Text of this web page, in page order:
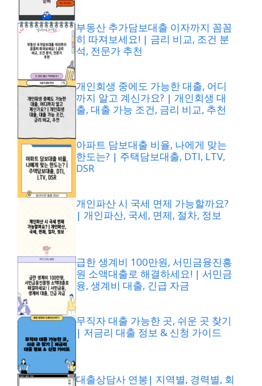
부동산 추가담보대출 이자까지 꼼꼼
히 따져보세요! | 금리 비교, 조건 분
석, 전문가 추천
개인회생 중에도 가능한 대출, 어디
까지 알고 계신가요? | 개인회생 대
출, 대출 가능 조건, 금리 비교, 추천
아파트 담보대출 비율, 나에게 맞는
한도는? | 주택담보대출, DTI, LTV,
DSR
개인파산 시 국세 면제 가능할까요?
| 개인파산, 국세, 면제, 절차, 정보
급한 생계비 100만원, 서민금융진흥
원 소액대출로 해결하세요! | 서민금
융, 생계비 대출, 긴급 자금
무직자 대출 가능한 곳, 쉬운 곳 찾기
| 저금리 대출 정보 & 신청 가이드
대출상담사 연봉| 지역별, 경력별, 회